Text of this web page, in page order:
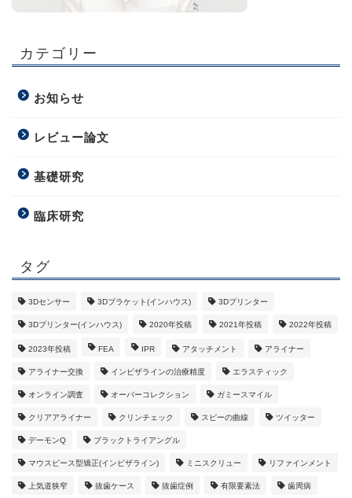
カテゴリー
お知らせ
レビュー論文
基礎研究
臨床研究
タグ
3Dセンサー 3Dブラケット(インハウス) 3Dプリンター
3Dプリンター(インハウス) 2020年投稿 2021年投稿 2022年投稿
2023年投稿 FEA IPR アタッチメント アライナー
アライナー交換 インビザラインの治療精度 エラスティック
オンライン調査 オーバーコレクション ガミースマイル
クリアアライナー クリンチェック スピーの曲線 ツイッター
デーモンQ ブラックトライアングル
マウスピース型矯正(インビザライン) ミニスクリュー リファインメント
上気道狭窄 抜歯ケース 抜歯症例 有限要素法 歯周病